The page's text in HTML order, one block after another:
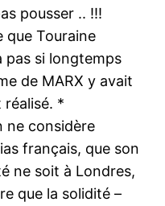
pousser .. !!!
que Touraine
pas si longtemps
de MARX y avait
réalisé. *
ne considère
français, que son
ne soit à Londres,
que la solidité –